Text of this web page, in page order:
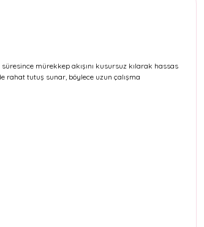
mürekkep akışını kusursuz kılarak hassas
rahat tutuş sunar, böylece uzun çalışma